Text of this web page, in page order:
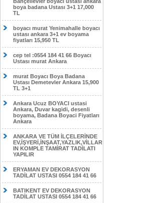
boya badana Ustası 3+1 17,000
TL
boyacı murat Yenimahalle boyacı
ustası ankara 3+1 ev boyama
fiyatları 15,950 TL
cep tel :0554 184 41 66 Boyacı
Ustası murat Ankara
murat Boyacı Boya Badana
Ustası Demetevler Ankara 15,900
TL 3+1
Ankara Ucuz BOYACI ustasi
Ankara, Duvar kagidi, desenli
boyama, Badana Boyaci Fiyatları
Ankara
ANKARA VE TÜM İLÇELERİNDE
EV,İŞYERİ,İNŞAAT,YAZLIK,VİLLAR
IN KOMPLE TAMİRAT TADİLATI
YAPILIR
ERYAMAN EV DEKORASYON
TADİLAT USTASI 0554 184 41 66
BATIKENT EV DEKORASYON
TADİLAT USTASI 0554 184 41 66